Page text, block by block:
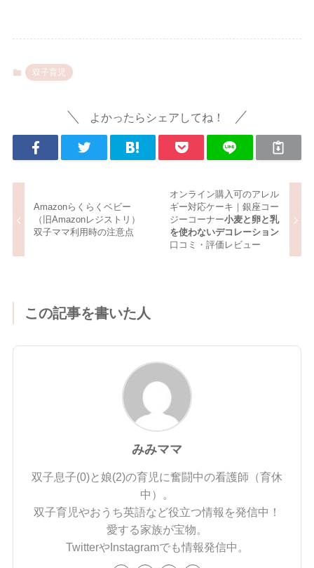
双子育児
よかったらシェアしてね！
Amazonらくらくベビー
（旧Amazonレジストリ）
双子ママ利用時の注意点
オンライン購入可のアレル
ギー対応ケーキ｜銀座コー
ジーコーナー小麦と卵と乳
を使わないデコレーション
口コミ・評価レビュー
この記事を書いた人
みみママ
双子息子(0)と娘(2)の育児に奮闘中の看護師（育休
中）。
双子育児やおうち英語など役立つ情報を発信中！
愛する家族が宝物。
TwitterやInstagramでも情報発信中。